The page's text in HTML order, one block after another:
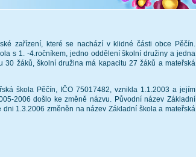
zařízení, které se nachází v klidné části obce Pěčín.
s 1. -4.ročníkem, jedno oddělení školní družiny a jedna
30 žáků, školní družina má kapacitu 27 žáků a mateřská
škola Pěčín, IČO 75017482, vznikla 1.1.2003 a jejím
2006 došlo ke změně názvu. Původní název Základní
1.3.2006 změněn na název Základní škola a mateřská